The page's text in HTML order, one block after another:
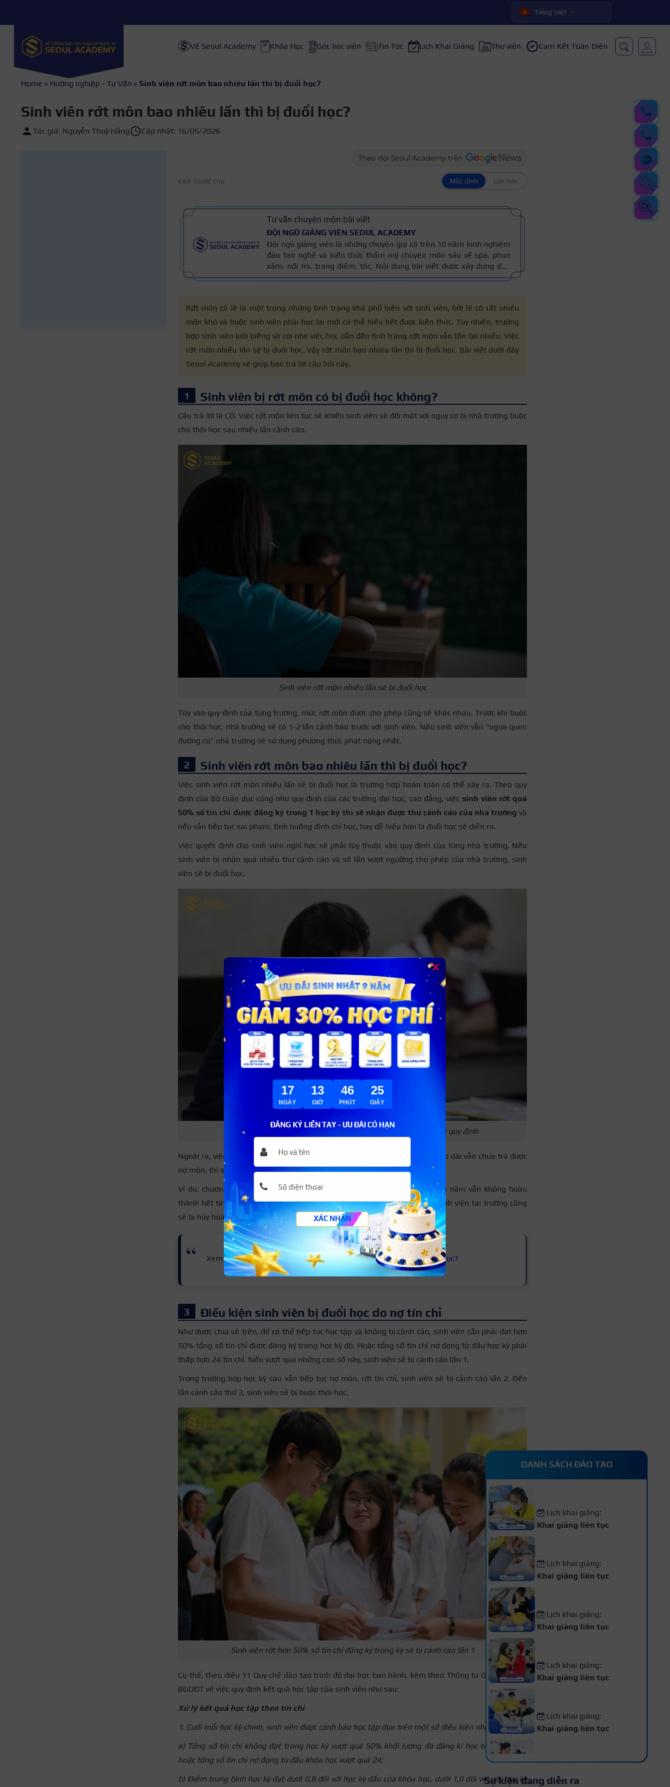
Tiếng Việt
Về Seoul Academy Khóa Học Góc học viên Tin Tức Lịch Khai Giảng Thư viện Cam Kết Toàn Diện
Home » Hướng nghiệp - Tư Vấn » Sinh viên rớt môn bao nhiêu lần thì bị đuổi học?
Sinh viên rớt môn bao nhiêu lần thì bị đuổi học?
Tác giả: Nguyễn Thuý Hằng Cập nhật: 16/05/2026
Kích thước chữ Mặc định Lớn hơn
Tư vấn chuyên môn bài viết
ĐỘI NGŨ GIẢNG VIÊN SEOUL ACADEMY
Đội ngũ giảng viên là những chuyên gia có trên 10 năm kinh nghiệm
đào tạo nghề và kiến thức thẩm mỹ chuyên môn sâu về spa, phun
xăm, nối mi, trang điểm, tóc. Nội dung bài viết được xây dựng dựa
trên giáo trình đào tạo và kinh nghiệm giảng dạy thực tế, đồng thời
Rớt môn có lẽ là một trong những tình trạng khá phổ biến với sinh viên, bởi lẽ có rất nhiều
môn khó và buộc sinh viên phải học lại mới có thể hiểu hết được kiến thức. Tuy nhiên, trường
hợp sinh viên lười biếng và coi nhẹ việc học dẫn đến tình trạng rớt môn vẫn tồn tại nhiều. Việc
rớt môn nhiều lần sẽ bị đuổi học. Vậy rớt môn bao nhiêu lần thì bị đuổi học. Bài viết dưới đây
Seoul Academy sẽ giúp bạn trả lời câu hỏi này.
Sinh viên bị rớt môn có bị đuổi học không?
Câu trả lời là CÓ. Việc rớt môn liên tục sẽ khiến sinh viên sẽ đối mặt với nguy cơ bị nhà trường buộc
cho thôi học sau nhiều lần cảnh cáo.
Sinh viên rớt môn nhiều lần sẽ bị đuổi học
Tùy vào quy định của từng trường, mức rớt môn được cho phép cũng sẽ khác nhau. Trước khi buộc
cho thôi học, nhà trường sẽ có 1-2 lần cảnh báo trước với sinh viên. Nếu sinh viên vẫn “ngựa quen
đường cũ” nhà trường sẽ sử dụng phương thức phạt nặng nhất.
Sinh viên rớt môn bao nhiêu lần thì bị đuổi học?
Việc sinh viên rớt môn nhiều lần sẽ bị đuổi học là trường hợp hoàn toàn có thể xảy ra. Theo quy
định của Bộ Giáo dục cũng như quy định của các trường đại học, cao đẳng, việc sinh viên rớt quá
50% số tín chỉ được đăng ký trong 1 học kỳ thì sẽ nhận được thư cảnh cáo của nhà trường và
nếu vẫn tiếp tục sai phạm, tình huống đình chỉ học, hay dễ hiểu hơn là đuổi học sẽ diễn ra.
Việc quyết định cho sinh viên nghỉ học sẽ phải tùy thuộc vào quy định của từng nhà trường. Nếu
sinh viên bị nhận quá nhiều thư cảnh cáo và số lần vượt ngưỡng cho phép của nhà trường, sinh
viên sẽ bị đuổi học.
Sinh viên bị đuổi học kỳ số tín chỉ trong kỳ rớt quá nhiều so với quy định
Ngoài ra, việc rớt môn, học lại và liên tục rớt môn, khiến thời gian học bị kéo dài vẫn chưa trả được
nợ môn, thì sinh viên cũng sẽ bị nhà trường hủy kết quả học tập.
Ví dụ: chương trình học chỉ kéo dài 5 năm, nhưng sinh viên đã học đến 8 năm vẫn không hoàn
thành hết tín chỉ quy định của nhà trường, toàn bộ kết quả học tập của sinh viên tại trường cũng
sẽ bị hủy hoàn toàn.
Xem thêm:1 học kỳ đại học bao nhiêu tháng? 1 năm bao nhiêu kỳ học?
Điều kiện sinh viên bị đuổi học do nợ tín chỉ
Như được chia sẻ trên, để có thể tiếp tục học tập và không bị cảnh cáo, sinh viên cần phải đạt hơn
50% tổng số tín chỉ được đăng ký trong học kỳ đó. Hoặc tổng số tín chỉ nợ đọng từ đầu học kỳ phải
thấp hơn 24 tín chỉ. Nếu vượt qua những con số này, sinh viên sẽ bị cảnh cáo lần 1.
Trong trường hợp học kỳ sau vẫn tiếp tục nợ môn, rớt tín chỉ, sinh viên sẽ bị cảnh cáo lần 2. Đến
lần cảnh cáo thứ 3, sinh viên sẽ bị buộc thôi học.
Sinh viên rớt hơn 50% số tín chỉ đăng ký trong kỳ sẽ bị cảnh cáo lần 1
Cụ thể, theo điều 11 Quy chế đào tạo trình độ đại học ban hành, kèm theo Thông tư 08/2021/TT-
BGDĐT về việc quy định kết quả học tập của sinh viên như sau:
Xử lý kết quả học tập theo tín chỉ
1. Cuối mỗi học kỳ chính, sinh viên được cảnh báo học tập dựa trên một số điều kiện như sau:
a) Tổng số tín chỉ không đạt trong học kỳ vượt quá 50% khối lượng đã đăng kí học trong học kỳ,
hoặc tổng số tín chỉ nợ đọng từ đầu khóa học vượt quá 24;
b) Điểm trung bình học kỳ đạt dưới 0,8 đối với học kỳ đầu của khóa học, dưới 1,0 đối với các học kỳ
DANH SÁCH ĐÀO TẠO
Lịch khai giảng:
Khai giảng liên tục
Lịch khai giảng:
Khai giảng liên tục
Lịch khai giảng:
Khai giảng liên tục
Lịch khai giảng:
Khai giảng liên tục
Lịch khai giảng:
Khai giảng liên tục
Khai giảng liên tục
Sự kiện đang diễn ra
ĐĂNG KÝ LIỀN TAY - ƯU ĐÃI CÓ HẠN
17
NGÀY
13
GIỜ
46
PHÚT
24
GIÂY
×
XÁC NHẬN